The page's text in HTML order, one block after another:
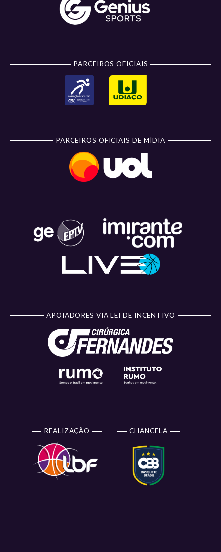
PARCEIROS OFICIAIS
PARCEIROS OFICIAIS DE MÍDIA
APOIADORES VIA LEI DE INCENTIVO
REALIZAÇÃO CHANCELA